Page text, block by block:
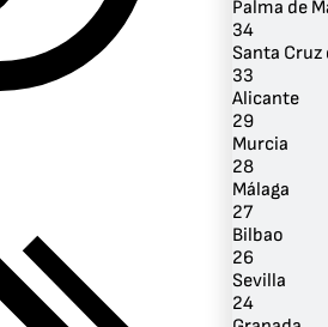
Palma de
34
Santa Cruz
33
Alicante
29
Murcia
28
Málaga
27
Bilbao
26
Sevilla
24